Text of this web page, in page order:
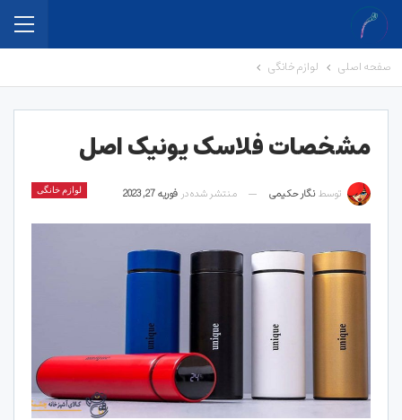
صفحه اصلی لوازم خانگی
مشخصات فلاسک یونیک اصل
لوازم خانگی توسط نگار حکیمی منتشر شده در فوریه 27, 2023